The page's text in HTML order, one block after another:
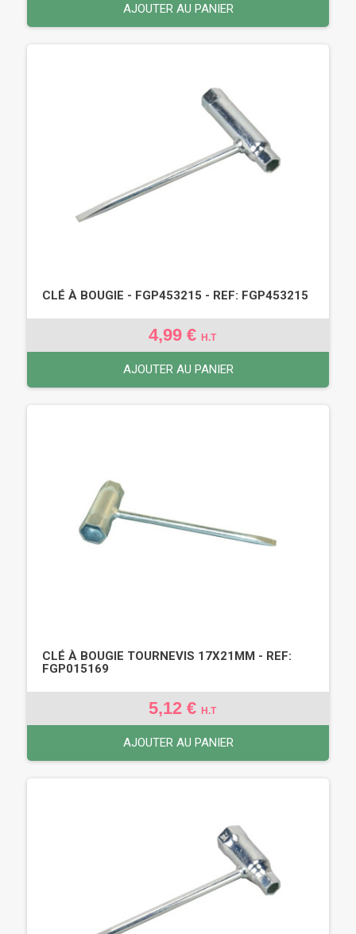
AJOUTER AU PANIER
CLÉ À BOUGIE - FGP453215 - REF: FGP453215
4,99 € H.T
AJOUTER AU PANIER
CLÉ À BOUGIE TOURNEVIS 17X21MM - REF:
FGP015169
5,12 € H.T
AJOUTER AU PANIER